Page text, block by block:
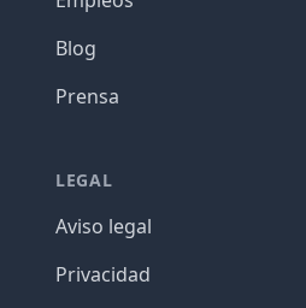
Blog
Prensa
LEGAL
Aviso legal
Privacidad